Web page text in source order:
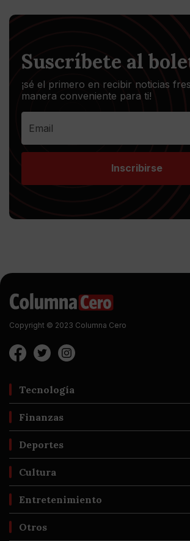
Suscríbete al
¡sé el primero en recibir noticias
manera conveniente para ti!
Inscribirse
Copyright © 2023 Columna Cero
Tecnología
Finanzas
Deportes
Cultura
Entretenimiento
Otros